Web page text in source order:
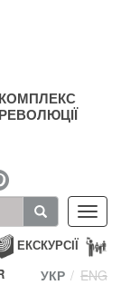
ЕКСКУРСІЇ
УКР ENG